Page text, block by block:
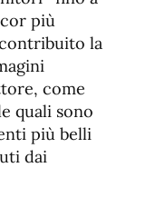
più
la
come
quali sono
più belli
dai